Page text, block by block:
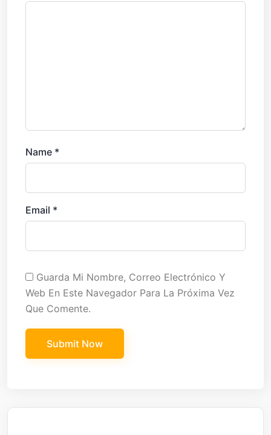
Name *
Email *
Guarda Mi Nombre, Correo Electrónico Y
Web En Este Navegador Para La Próxima Vez
Que Comente.